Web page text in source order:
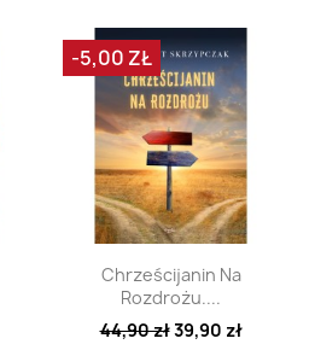
Szybki podgląd
Chrześcijanin Na
Rozdrożu....
44,90 zł39,90 zł
-5,00 ZŁ